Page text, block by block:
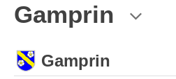
Gamprin
Gamprin